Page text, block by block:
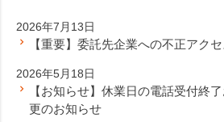
2026年7月13日
【重要】委託先企業への不正アク
2026年5月18日
【お知らせ】休業日の電話受付終
更のお知らせ